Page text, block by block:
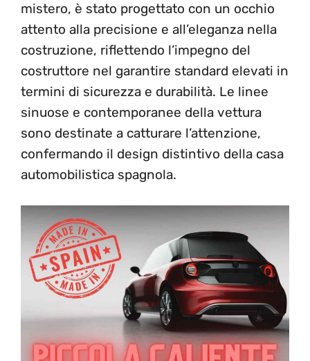
mistero, è stato progettato con un occhio
attento alla precisione e all’eleganza nella
costruzione, riflettendo l’impegno del
costruttore nel garantire standard elevati in
termini di sicurezza e durabilità. Le linee
sinuose e contemporanee della vettura
sono destinate a catturare l’attenzione,
confermando il design distintivo della casa
automobilistica spagnola.